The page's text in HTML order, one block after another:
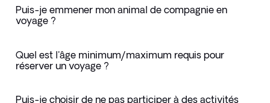
Puis-je emmener mon animal de compagnie en
voyage ?
Quel est l'âge minimum/maximum requis pour
réserver un voyage ?
Puis-je choisir de ne pas participer à des activités